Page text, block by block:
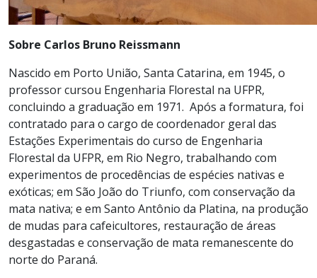
Sobre Carlos Bruno Reissmann
Nascido em Porto União, Santa Catarina, em 1945, o
professor cursou Engenharia Florestal na UFPR,
concluindo a graduação em 1971. Após a formatura, foi
contratado para o cargo de coordenador geral das
Estações Experimentais do curso de Engenharia
Florestal da UFPR, em Rio Negro, trabalhando com
experimentos de procedências de espécies nativas e
exóticas; em São João do Triunfo, com conservação da
mata nativa; e em Santo Antônio da Platina, na produção
de mudas para cafeicultores, restauração de áreas
desgastadas e conservação de mata remanescente do
norte do Paraná.